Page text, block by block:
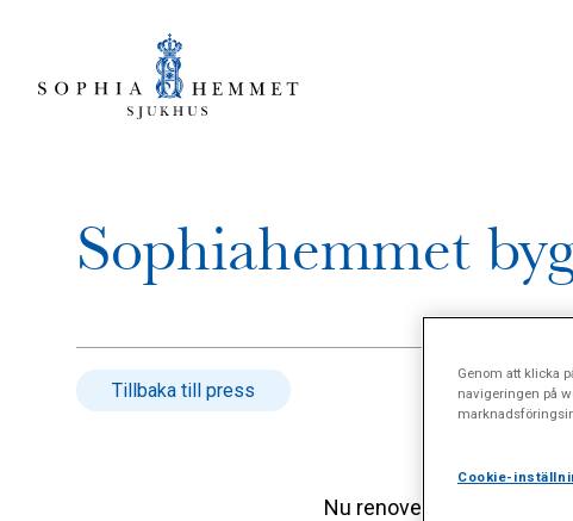
Sophiahemmet
Tillbaka till press
Nu renoveras det drygt
Genom att klicka
navigeringen på
Cookie-